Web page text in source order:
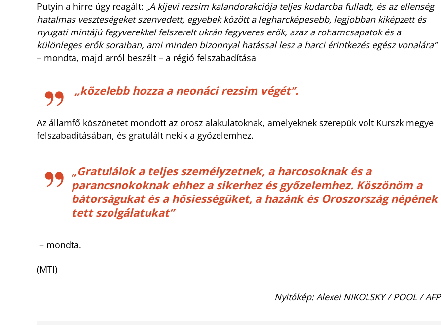
Putyin a hírre úgy reagált: „A kijevi rezsim kalandorakciója teljes kudarcba fulladt, és az ellenség
hatalmas veszteségeket szenvedett, egyebek között a legharcképesebb, legjobban kiképzett és
nyugati mintájú fegyverekkel felszerelt ukrán fegyveres erők, azaz a rohamcsapatok és a
különleges erők soraiban, ami minden bizonnyal hatással lesz a harci érintkezés egész vonalára”
– mondta, majd arról beszélt – a régió felszabadítása
„közelebb hozza a neonáci rezsim végét”.
Az államfő köszönetet mondott az orosz alakulatoknak, amelyeknek szerepük volt Kurszk megye
felszabadításában, és gratulált nekik a győzelemhez.
„Gratulálok a teljes személyzetnek, a harcosoknak és a
parancsnokoknak ehhez a sikerhez és győzelemhez. Köszönöm a
bátorságukat és a hősiességüket, a hazánk és Oroszország népének
tett szolgálatukat”
– mondta.
(MTI)
Nyitókép: Alexei NIKOLSKY / POOL / AFP